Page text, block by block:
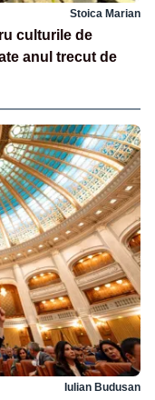
Stoica Marian
culturile de
anul trecut de
Iulian Budusan